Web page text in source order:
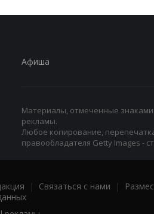
Афиша
Материалы, отмеченные
рекламы.
Любое копирование,
правообладателя Getty Images -
| Связаться с нами |